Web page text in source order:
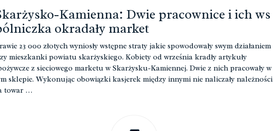
Kamienna: Dwie pracownice i ich ws
okradały market
23 000 złotych wyniosły wstępne straty jakie spowodowały swym działaniem
mieszkanki powiatu skarżyskiego. Kobiety od września kradły artykuły
z sieciowego marketu w Skarżysku-Kamiennej. Dwie z nich pracowały w
sklepie. Wykonując obowiązki kasjerek między innymi nie naliczały należności
towar …